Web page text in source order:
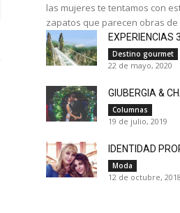
las mujeres te tentamos con
zapatos que parecen obras
EXPERIENCIAS
Destino gourmet
22 de mayo, 2020
GIUBERGIA &
Columnas
19 de julio, 2019
IDENTIDAD
Moda
12 de octubre, 2018